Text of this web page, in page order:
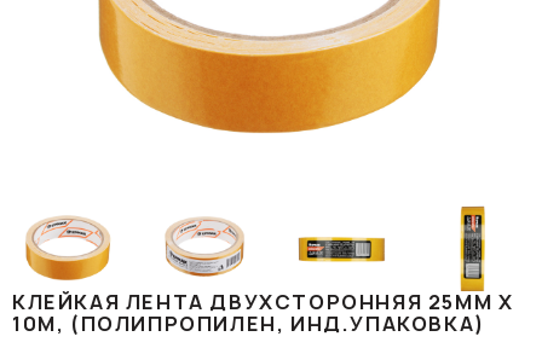
КЛЕЙКАЯ ЛЕНТА ДВУХСТОРОННЯЯ 25ММ Х
10М, (ПОЛИПРОПИЛЕН, ИНД.УПАКОВКА)